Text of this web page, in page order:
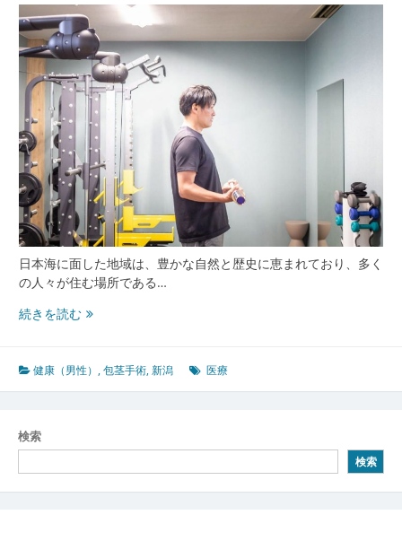
た
地
域
密
着
型
高
度
医
療
と
茎
手
術
の
最
日本海に面した地域は、豊かな自然と歴史に恵まれており、多く
の人々が住む場所である…
続きを読む新
地
域
健康（男性） ,包茎手術,新潟 医療
検索
検索